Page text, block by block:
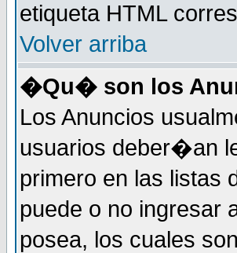
etiqueta HTML
Volver arriba
�Qu� son los
Los Anuncios
usuarios deber�an
primero en las listas
puede o no ingresar
posea, los cuales